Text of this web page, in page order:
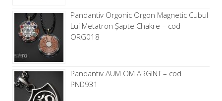
Pandantiv Orgonic Orgon Magnetic Cubul
Lui Metatron Șapte Chakre – cod
ORG018
Pandantiv AUM OM ARGINT – cod
PND931